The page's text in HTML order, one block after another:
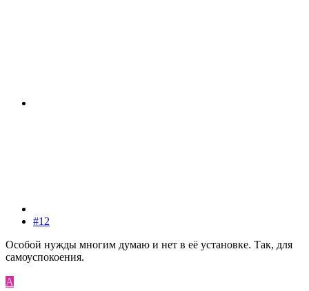
#12
Особой нужды многим думаю и нет в её установке. Так, для
самоуспокоения.
А